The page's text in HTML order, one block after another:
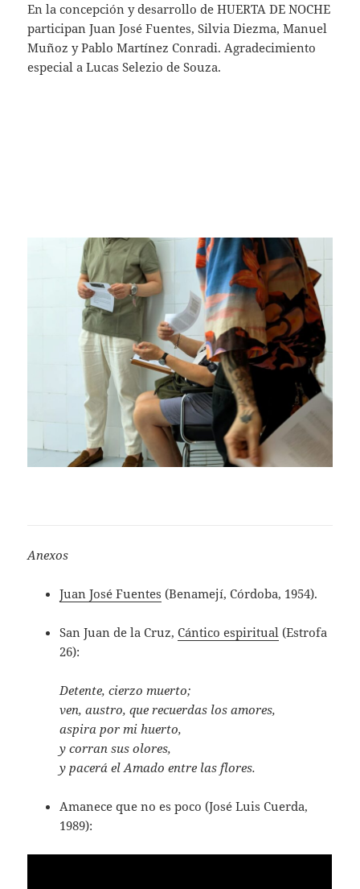
En la concepción y desarrollo de HUERTA DE NOCHE
participan Juan José Fuentes, Silvia Diezma, Manuel
Muñoz y Pablo Martínez Conradi. Agradecimiento
especial a Lucas Selezio de Souza.
Anexos
Juan José Fuentes (Benamejí, Córdoba, 1954).
San Juan de la Cruz,Cántico espiritual (Estrofa
26):
Detente, cierzo muerto;
ven, austro, que recuerdas los amores,
aspira por mi huerto,
y corran sus olores,
y pacerá el Amado entre las flores.
Amanece que no es poco (José Luis Cuerda,
1989):